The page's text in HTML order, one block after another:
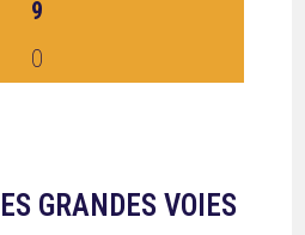
9
0
GRANDES VOIES